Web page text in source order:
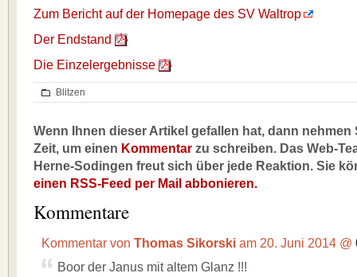
Zum Bericht auf der Homepage des SV Waltrop
Der Endstand
Die Einzelergebnisse
Blitzen
Wenn Ihnen dieser Artikel gefallen hat, dann nehmen
Zeit, um einen Kommentar zu schreiben. Das Web-
Herne-Sodingen freut sich über jede Reaktion. Sie
einen RSS-Feed per Mail abbonieren.
Kommentare
Kommentar von Thomas Sikorski am 20. Juni 2014 @
Boor der Janus mit altem Glanz !!!